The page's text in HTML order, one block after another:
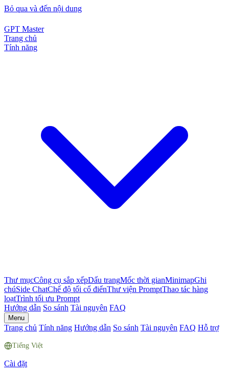
Bỏ qua và đến nội dung
GPT Master
Trang chủ
Tính năng
Thư mụcCông cụ sắp xếpDấu trangMốc thời gianMinimapGhi
chúSide ChatChế độ tối cổ điểnThư viện PromptThao tác hàng
loạtTrình tối ưu Prompt
Hướng dẫn So sánh Tài nguyên FAQ
Menu
Trang chủ Tính năng Hướng dẫn So sánh Tài nguyên FAQ Hỗ trợ
Tiếng Việt
Cài đặt